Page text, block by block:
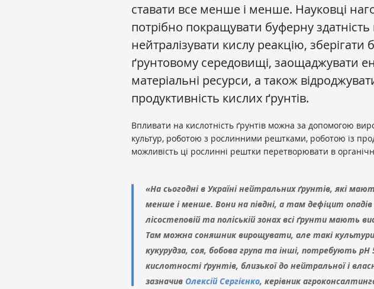
ставати все менше і менше. Науковці
потрібно покращувати буферну здатність
нейтралізувати кислу реакцію, зберігати
ґрунтовому середовищі, заощаджувати
матеріальні ресурси, а також
продуктивність кислих ґрунтів.
Впливати на кислотність ґрунтів можна за допомогою
культур, роботою з рослинними рештками, роботою із
можливість ці рослинні рештки перетворювати в
«На сьогодні в Україні нейтральних ґрунтів, які
менше і менше. Вони на півдні, а там дефіцит опадів
лісостеповій та поліській зонах всі ґрунти мають
Там можна соняшник вирощувати, але такі
кукурудза, соя, бобова група та інші, потребують
кислотності ґрунтів, близької до нейтральної і
зазначив Олексій Сергієнко, керівник